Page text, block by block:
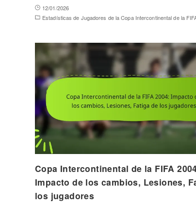
12/01/2026
Estadísticas de Jugadores de la Copa Intercontinental de la
Copa Intercontinental de la FIFA
Impacto de los cambios, Lesiones,
los jugadores